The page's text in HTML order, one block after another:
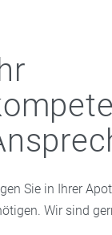
Sie in Ihrer
Wir sind